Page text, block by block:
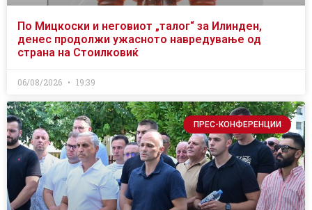
По Мицкоски и неговиот „талог“ за Илинден,
денес продолжи ужасното навредување од
страна на Стоилковиќ
06/08/2026 19:39
ПРЕС-КОНФЕРЕНЦИИ